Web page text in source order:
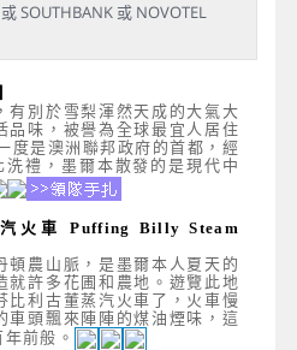
SOUTHBANK 或 NOVOTEL
有別於雪梨渾然天成的大氣大
品味，被譽為全球最宜人居住
度是澳洲聯邦政府的首都，經
禮，墨爾本散發的是現代中
火車 Puffing Billy Steam
頓農山脈，是墨爾本人夏天的
就許多花圃和農地。遊覽此地
比利古董蒸汽火車了，火車慢
車頭飄來陣陣的煤油煙味，這
前般。